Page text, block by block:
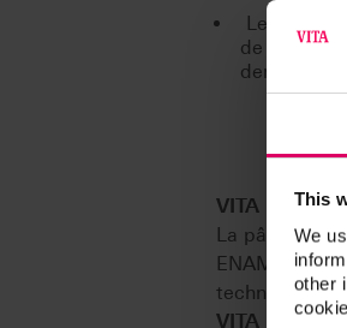
This
We
other
Les
de
dentaire
VITA Polish
La pâte à
ENAMIC à
technical.
VITA Polish